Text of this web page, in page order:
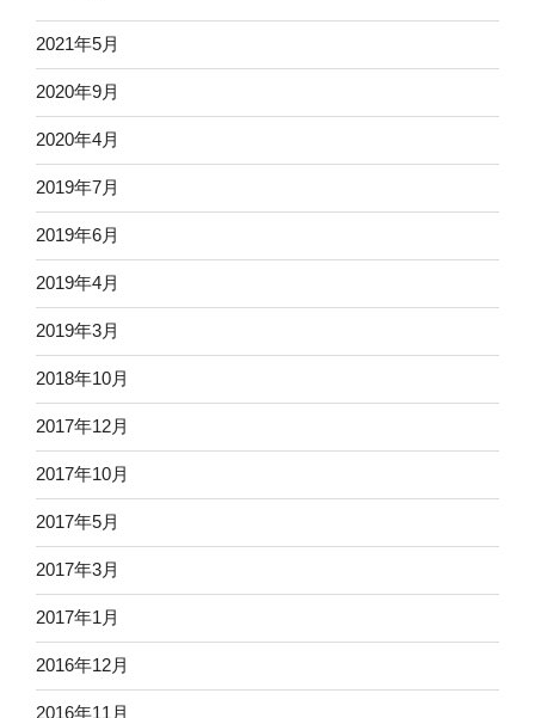
2021年5月
2020年9月
2020年4月
2019年7月
2019年6月
2019年4月
2019年3月
2018年10月
2017年12月
2017年10月
2017年5月
2017年3月
2017年1月
2016年12月
2016年11月